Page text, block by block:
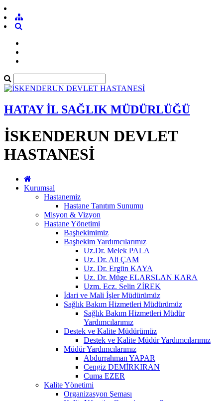
HATAY İL SAĞLIK MÜDÜRLÜĞÜ
İSKENDERUN DEVLET
HASTANESİ
Kurumsal
Hastanemiz
Hastane Tanıtım Sunumu
Misyon & Vizyon
Hastane Yönetimi
Başhekimimiz
Başhekim Yardımcılarımız
Uz.Dr. Melek PALA
Uz. Dr. Ali ÇAM
Uz. Dr. Ergün KAYA
Uz. Dr. Müge ELARSLAN KARA
Uzm. Ecz. Selin ZİREK
İdari ve Mali İşler Müdürümüz
Sağlık Bakım Hizmetleri Müdürümüz
Sağlık Bakım Hizmetleri Müdür
Yardımcılarımız
Destek ve Kalite Müdürümüz
Destek ve Kalite Müdür Yardımcılarımız
Müdür Yardımcılarımız
Abdurrahman YAPAR
Cengiz DEMİRKIRAN
Cuma EZER
Kalite Yönetimi
Organizasyon Şeması